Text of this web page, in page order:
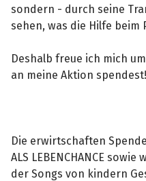
sondern - durch seine
sehen, was die Hilfe
Deshalb freue ich mich
an meine Aktion
Die erwirtschaften
ALS LEBENCHANCE
der Songs von kindern